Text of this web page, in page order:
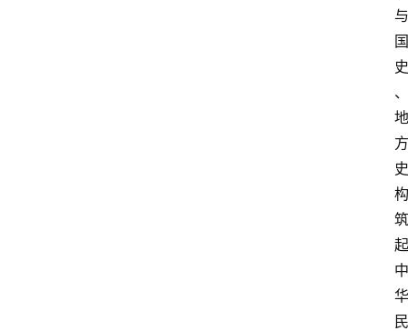
与
国
史
、
地
方
史
构
筑
起
中
华
民